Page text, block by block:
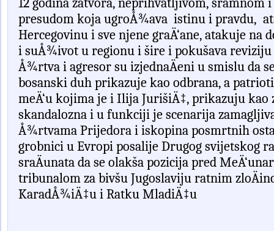
12godina zatvora,neprihvatljivom,sramnom
presudom koja ugroÅ¾ava istinu i pravdu,
Hercegovinu i sve njene graÄ‘ane,atakuje na
i suÅ¾ivot u regionu iširei pokušava
Å¾rtva i agresor su izjednaÄeni u smislu da
bosanski duhprikazuje kao odbrana,a patrioti
meÄ‘u kojima je i Ilija JurišiÄ‡,prikazuju kao
skandalozna i u funkciji je scenarija
Å¾rtvama Prijedora i iskopina posmrtnih
grobnici u Evropi posalije Drugog svijetskog
sraÄunata da se olakša pozicija pred
tribunalom za bivšu Jugoslavijuratnim zloÄ
KaradÅ¾iÄ‡u iRatkuMladiÄ‡u